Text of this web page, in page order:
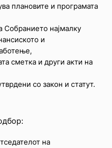
плановите и програмата
Собранието најмалку
и
сметка и други акти на
со закон и статут.
на